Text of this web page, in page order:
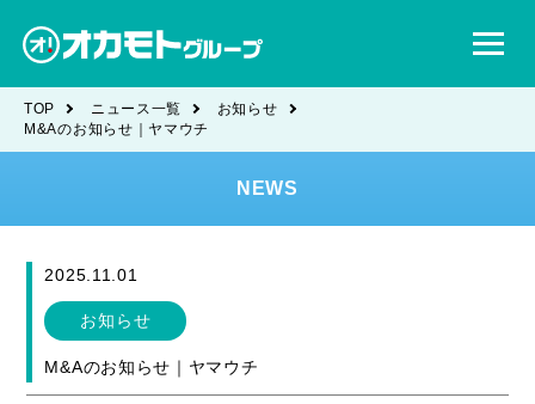
TOP ニュース一覧
お知らせ
M&Aのお知らせ｜ヤマウチ
NEWS
2025.11.01
お知らせ
M&Aのお知らせ｜ヤマウチ